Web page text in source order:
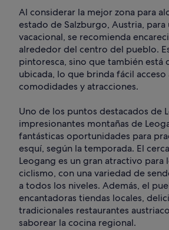
Al considerar la mejor zona para
estado de Salzburgo, Austria, para
vacacional, se recomienda
alrededor del centro del pueblo.
pintoresca, sino que también está
ubicada, lo que brinda fácil acceso
comodidades y atracciones.
Uno de los puntos destacados de
impresionantes montañas de
fantásticas oportunidades para
esquí, según la temporada. El
Leogang es un gran atractivo para
ciclismo, con una variedad de
a todos los niveles. Además, el
encantadoras tiendas locales,
tradicionales restaurantes
saborear la cocina regional.